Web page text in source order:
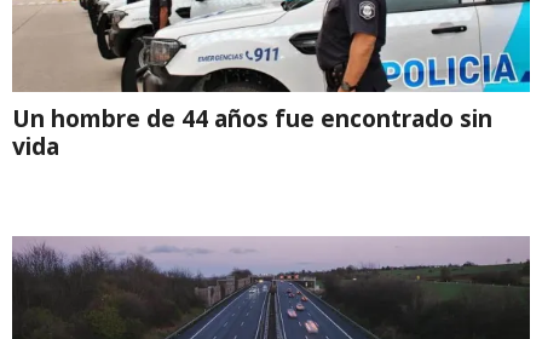
Un hombre de 44 años fue encontrado sin
vida